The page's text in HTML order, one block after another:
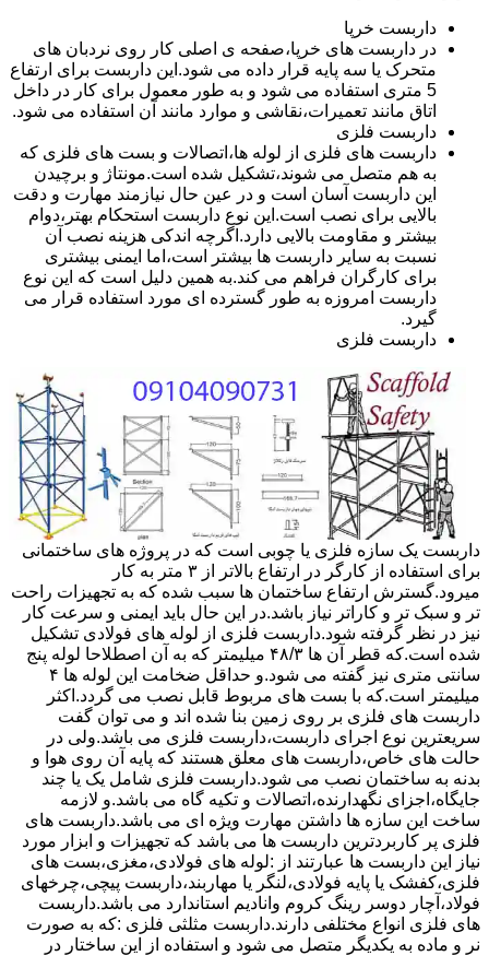
داربست خرپا
در داربست های خرپا،صفحه ی اصلی کار روی نردبان های
متحرک یا سه پایه قرار داده می شود.این داربست برای ارتفاع
5 متری استفاده می شود و به طور معمول برای کار در داخل
اتاق مانند تعمیرات،نقاشی و موارد مانند آن استفاده می شود.
داربست فلزی
داربست های فلزی از لوله ها،اتصالات و بست های فلزی که
به هم متصل می شوند،تشکیل شده است.مونتاژ و برچیدن
این داربست آسان است و در عین حال نیازمند مهارت و دقت
بالایی برای نصب است.این نوع داربست استحکام بهتر،دوام
بیشتر و مقاومت بالایی دارد.اگرچه اندکی هزینه نصب آن
نسبت به سایر داربست ها بیشتر است،اما ایمنی بیشتری
برای کارگران فراهم می کند.به همین دلیل است که این نوع
داربست امروزه به طور گسترده ای مورد استفاده قرار می
گیرد.
داربست فلزی
داربست یک سازه فلزی یا چوبی است که در پروژه های ساختمانی
برای استفاده از کارگر در ارتفاع بالاتر از ۳ متر به کار
میرود.گسترش ارتفاع ساختمان ها سبب شده که به تجهیزات راحت
تر و سبک تر و کاراتر نیاز باشد.در این حال باید ایمنی و سرعت کار
نیز در نظر گرفته شود.داربست فلزی از لوله های فولادی تشکیل
شده است.که قطر آن ها ۴۸/۳ میلیمتر که به آن اصطلاحا لوله پنج
سانتی متری نیز گفته می شود.و حداقل ضخامت این لوله ها ۴
میلیمتر است.که با بست های مربوط قابل نصب می گردد.اکثر
داربست های فلزی بر روی زمین بنا شده اند و می توان گفت
سریعترین نوع اجرای داربست،داربست فلزی می باشد.ولی در
حالت های خاص،داربست های معلق هستند که پایه آن روی هوا و
بدنه به ساختمان نصب می شود.داربست فلزی شامل یک یا چند
جایگاه،اجزای نگهدارنده،اتصالات و تکیه گاه می باشد.و لازمه
ساخت این سازه ها داشتن مهارت ویژه ای می باشد.داربست های
فلزی پر کاربردترین داربست ها می باشد که تجهیزات و ابزار مورد
نیاز این داربست ها عبارتند از :لوله های فولادی،مغزی،بست های
فلزی،کفشک یا پایه فولادی،لنگر یا مهاربند،داربست پیچی،چرخهای
فولاد،آچار دوسر رینگ کروم وانادیم استاندارد می باشد.داربست
های فلزی انواع مختلفی دارند.داربست مثلثی فلزی :که به صورت
نر و ماده به یکدیگر متصل می شود و استفاده از این ساختار در